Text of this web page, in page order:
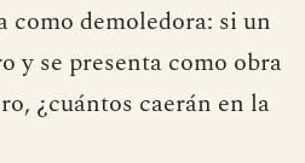
como demoledora: si un
y se presenta como obra
¿cuántos caerán en la